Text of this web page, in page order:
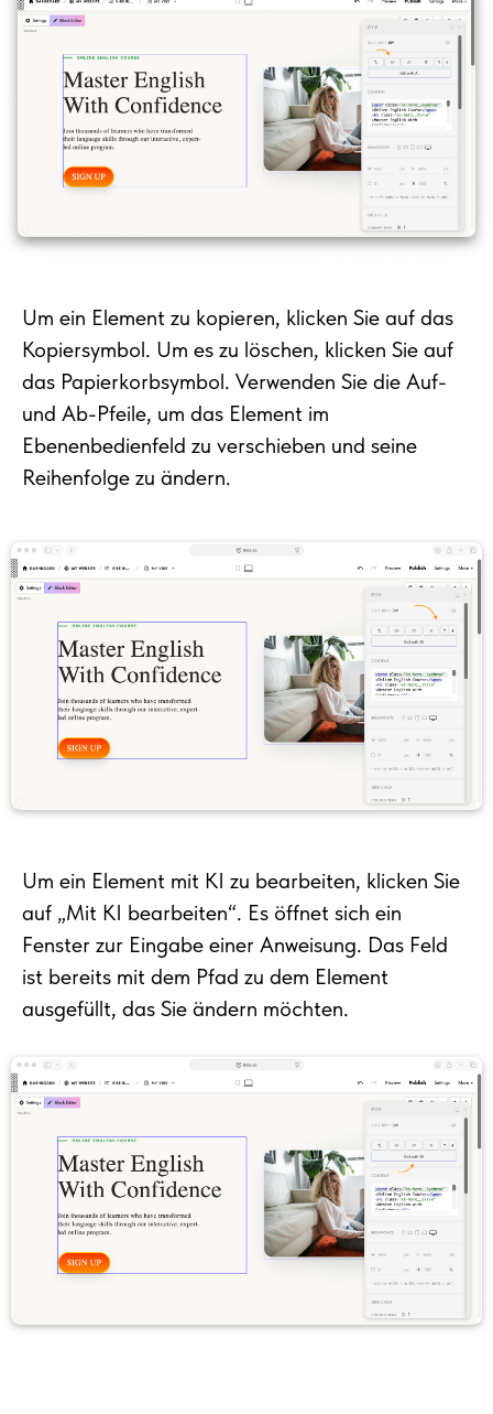
Um ein Element zu kopieren, klicken Sie auf das
Kopiersymbol. Um es zu löschen, klicken Sie auf
das Papierkorbsymbol. Verwenden Sie die Auf-
und Ab-Pfeile, um das Element im
Ebenenbedienfeld zu verschieben und seine
Reihenfolge zu ändern.
Um ein Element mit KI zu bearbeiten, klicken Sie
auf „Mit KI bearbeiten“. Es öffnet sich ein
Fenster zur Eingabe einer Anweisung. Das Feld
ist bereits mit dem Pfad zu dem Element
ausgefüllt, das Sie ändern möchten.